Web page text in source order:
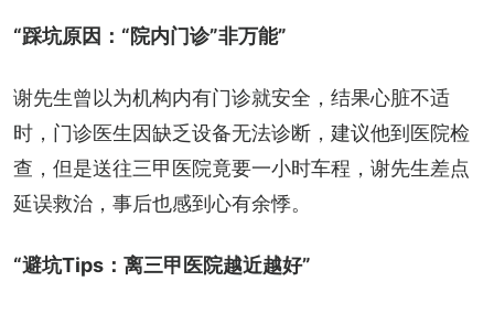
“踩坑原因：“院内门诊”非万能”
谢先生曾以为机构内有门诊就安全，结果心脏不适
时，门诊医生因缺乏设备无法诊断，建议他到医院检
查，但是送往三甲医院竟要一小时车程，谢先生差点
延误救治，事后也感到心有余悸。
“避坑Tips：离三甲医院越近越好”